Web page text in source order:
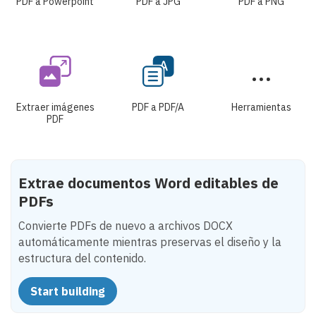
Extraer imágenes
PDF
PDF a PDF/A Herramientas
Extrae documentos Word editables de
PDFs
Convierte PDFs de nuevo a archivos DOCX
automáticamente mientras preservas el diseño y la
estructura del contenido.
Start building